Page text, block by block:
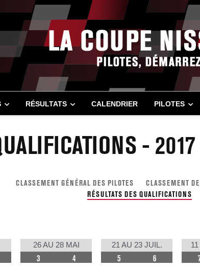
RÉSULTATS CALENDRIER PILOTES
- 2017
CLASSEMENT GÉNÉRAL DES PILOTES CLASSEMENT
RÉSULTATS DES QUALIFICATIONS
26 AU 28 MAI
3 4
21 AU 23 JUIL.
5 6